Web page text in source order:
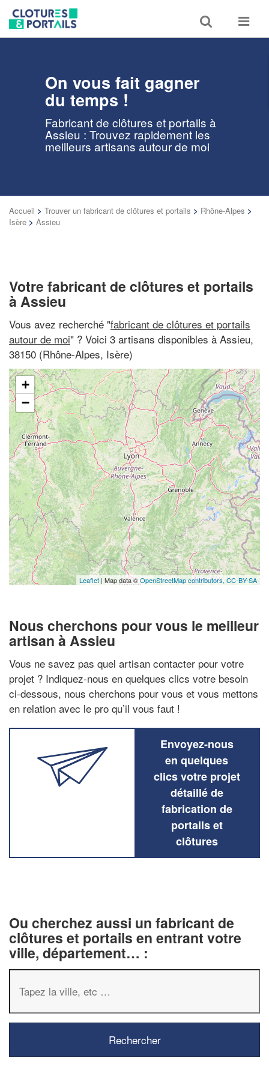
Toggle
search
Toggle
On vous fait gagner
du temps !
Fabricant de clôtures et portails à
Assieu : Trouvez rapidement les
meilleurs artisans autour de moi
Accueil > Trouver un fabricant de clôtures et portails > Rhône-Alpes >
Isère > Assieu
Votre fabricant de clôtures et portails
à Assieu
Vous avez recherché "fabricant de clôtures et portails
autour de moi" ? Voici 3 artisans disponibles à Assieu,
38150 (Rhône-Alpes, Isère)
+
−
Leaflet | Map data ©OpenStreetMap contributors, CC-BY-SA
Nous cherchons pour vous le meilleur
artisan à Assieu
Vous ne savez pas quel artisan contacter pour votre
projet ? Indiquez-nous en quelques clics votre besoin
ci-dessous, nous cherchons pour vous et vous mettons
en relation avec le pro qu’il vous faut !
Envoyez-nous
en quelques
clics votre projet
détaillé de
fabrication de
portails et
clôtures
Ou cherchez aussi un fabricant de
clôtures et portails en entrant votre
ville, département… :